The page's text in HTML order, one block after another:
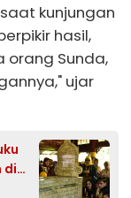
kunjungan
hasil,
orang Sunda,
ujar
di